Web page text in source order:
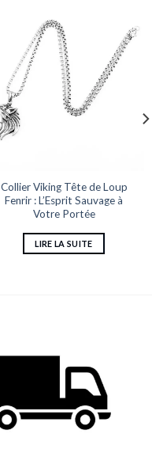
Collier Viking Tête de Loup
Fenrir : L’Esprit Sauvage à
Votre Portée
LIRE LA SUITE